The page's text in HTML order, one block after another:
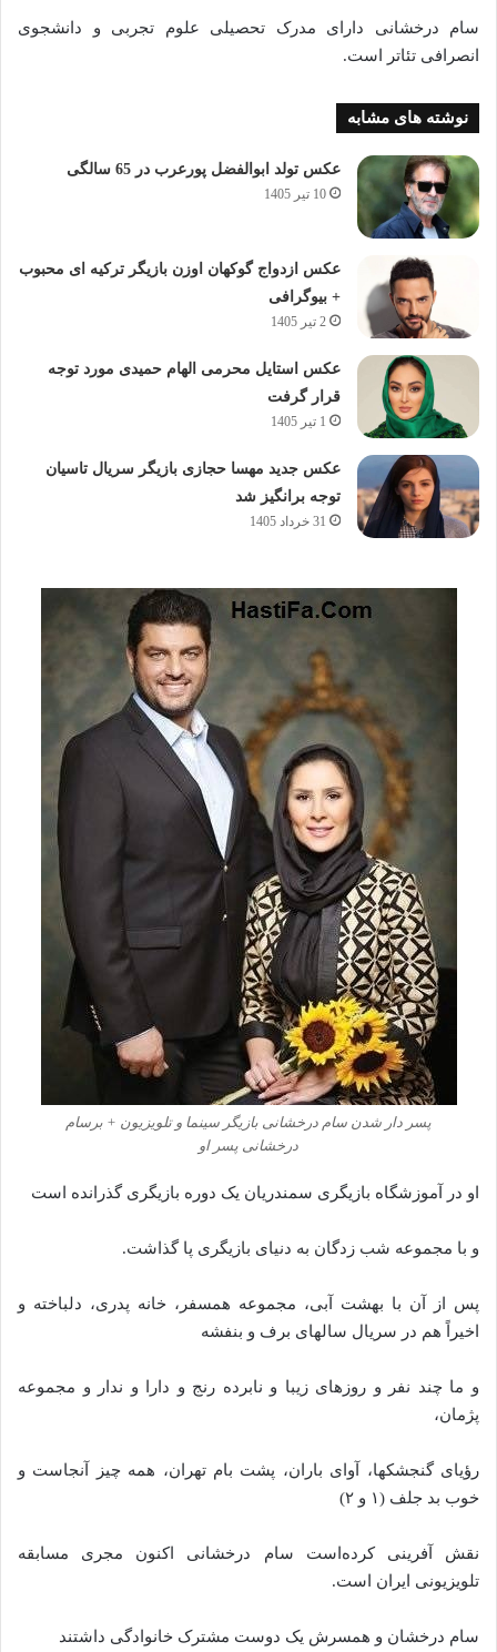
سام درخشانی دارای مدرک تحصیلی علوم تجربی و دانشجوی
انصرافی تئاتر است.
نوشته های مشابه
عکس تولد ابوالفضل پورعرب در 65 سالگی
10 تیر 1405
عکس ازدواج گوکهان اوزن بازیگر ترکیه ای محبوب
+ بیوگرافی
2 تیر 1405
عکس استایل محرمی الهام حمیدی مورد توجه
قرار گرفت
1 تیر 1405
عکس جدید مهسا حجازی بازیگر سریال تاسیان
توجه برانگیز شد
31 خرداد 1405
پسر دار شدن سام درخشانی بازیگر سینما و تلویزیون + برسام
درخشانی پسر او
او در آموزشگاه بازیگری سمندریان یک دوره بازیگری گذرانده است
و با مجموعه شب زدگان به دنیای بازیگری پا گذاشت.
پس از آن با بهشت آبی، مجموعه همسفر، خانه پدری، دلباخته و
اخیراً هم در سریال سالهای برف و بنفشه
و ما چند نفر و روزهای زیبا و نابرده رنج و دارا و ندار و مجموعه
پژمان،
رؤیای گنجشکها، آوای باران، پشت بام تهران، همه چیز آنجاست و
خوب بد جلف (۱ و ۲)
نقش آفرینی کرده‌است سام درخشانی اکنون مجری مسابقه
تلویزیونی ایران است.
سام درخشان و همسرش یک دوست مشترک خانوادگی داشتند